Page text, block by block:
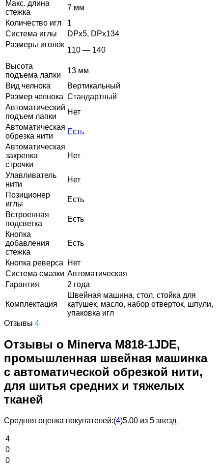
Макс. длина
стежка
7 мм
Количество игл
1
Система иглы
DPx5, DPx134
Размеры иголок
110 — 140
Высота
подъема лапки
13 мм
Вид челнока
Вертикальный
Размер челнока Стандартный
Автоматический
подъем лапки
Нет
Автоматическая
обрезка нити
Есть
Автоматическая
закрепка
строчки
Нет
Улавливатель
нити
Нет
Позиционер
иглы
Есть
Встроенная
подсветка
Есть
Кнопка
добавления
стежка
Есть
Кнопка реверса
Нет
Система смазки Автоматическая
Гарантия
2 года
Комплектация
Швейная машина, стол, стойка для
катушек, масло, набор отверток, шпули,
упаковка игл
Отзывы 4
Отзывы о Minerva M818-1JDE,
промышленная швейная машинка
с автоматической обрезкой нити,
для шитья средних и тяжелых
тканей
Средняя оценка покупателей:(4)5.00 из 5 звезд
4
0
0